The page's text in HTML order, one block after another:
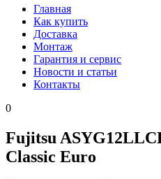
Главная
Как купить
Доставка
Монтаж
Гарантия и сервис
Новости и статьи
Контакты
0
Fujitsu
Classic Euro